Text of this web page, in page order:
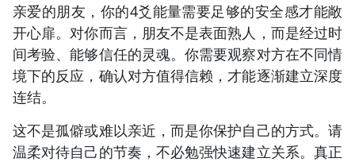
亲爱的朋友，你的4爻能量需要足够的安全感才能敞
开心扉。对你而言，朋友不是表面熟人，而是经过时
间考验、能够信任的灵魂。你需要观察对方在不同情
境下的反应，确认对方值得信赖，才能逐渐建立深度
连结。
这不是孤僻或难以亲近，而是你保护自己的方式。请
温柔对待自己的节奏，不必勉强快速建立关系。真正